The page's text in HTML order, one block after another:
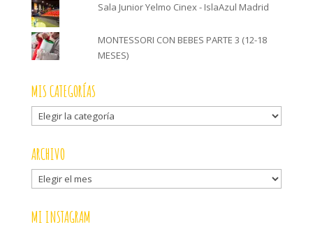
Sala Junior Yelmo Cinex - IslaAzul Madrid
MONTESSORI CON BEBES PARTE 3 (12-18
MESES)
MIS CATEGORÍAS
Mis
categorías
ARCHIVO
Archivo
MI INSTAGRAM